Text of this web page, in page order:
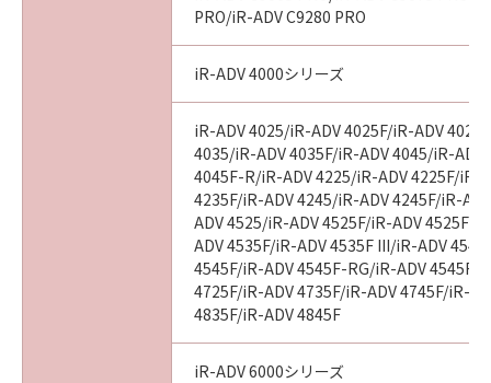
“米国政府エンドユーザー”とは、米国政府の機
関また団体を意味します。もしお客様が米国政
府エンドユーザーである場合、以下の規定が適
用されます：The Software is a “commercial
item,” as that term is defined at 48 C.F.R.
2.101 (Oct 1995), consisting of “commercial
computer software” and “commercial
computer software documentation,” as such
terms are used in 48 C.F.R. 12.212 (Sept 1995).
Consistent with 48 C.F.R. 12.212 and 48 C.F.R.
227.7202-1 through 227.7202-4 (June 1995),
all U.S. Government End Users shall acquire
the Software with only those rights set forth
herein. Manufacturer is Canon Inc./30-2,
PRO/iR-ADV C9280 PRO
iR-ADV 4000シリーズ
iR-ADV 4025/iR-ADV 4025F/iR-ADV
4035/iR-ADV 4035F/iR-ADV 4045/iR-ADV
4045F-R/iR-ADV 4225/iR-ADV 4225F/iR-
4235F/iR-ADV 4245/iR-ADV 4245F/iR-
ADV 4525/iR-ADV 4525F/iR-ADV 4525F
ADV 4535F/iR-ADV 4535F III/iR-ADV
4545F/iR-ADV 4545F-RG/iR-ADV 4545F
4725F/iR-ADV 4735F/iR-ADV 4745F/iR-
4835F/iR-ADV 4845F
iR-ADV 6000シリーズ